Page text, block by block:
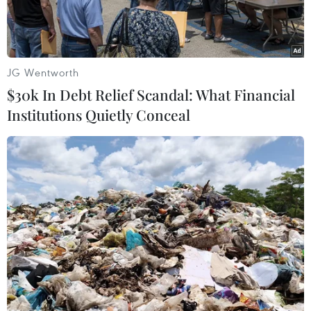
Chủ tịch Nestlé Paul Bulcke đã giám sát một cuộc điều tra dẫn
đến việc sa thải cựu CEO. (Ảnh: AFP/Getty Images)
Chủ tịch Nestlé Paul Bulcke sẽ từ chức sau gần
một thập kỷ đứng đầu hội đồng quản trị, sau khi
cựu Giám đốc điều hành (CEO) Laurent Freixe
JG Wentworth
$30k In Debt Relief Scandal: What Financial
Institutions Quietly Conceal